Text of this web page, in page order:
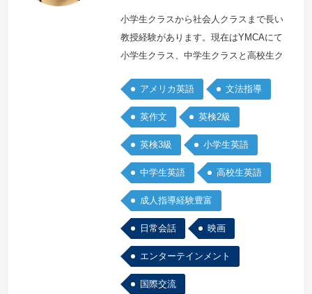
小学生クラスから社会人クラスまで長い
教授経験があります。現在はYMCAにて
小学生クラス、中学生クラスと高校生ク
をしっかり聴き取り習った文を使って自
分の事が話せるようになる事を目標とし
ています。飽きないようにゲームなどを
しながら楽しく学習できるようにしてい
ます。中学生、高校生クラスでは、
Listening,reading,grammarと単語を増や
す事に力を入れて…続きを見る »
アメリカ英語 文法指導
英作文 英検2級
英検3級 小学生英語
中学生英語 高校生英語
成人指導経験豊富
日常会話 映画
エンターテインメント
国際交流